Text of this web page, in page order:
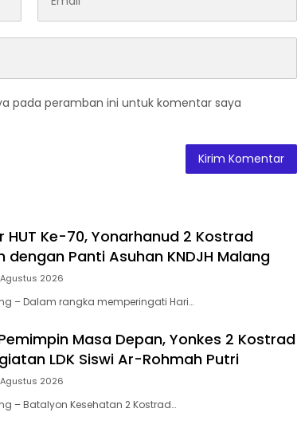
pada peramban ini untuk komentar saya
HUT Ke-70, Yonarhanud 2 Kostrad
dengan Panti Asuhan KNDJH Malang
2026
– Dalam rangka memperingati Hari…
Masa Depan, Yonkes 2 Kostrad
LDK Siswi Ar-Rohmah Putri
2026
– Batalyon Kesehatan 2 Kostrad…